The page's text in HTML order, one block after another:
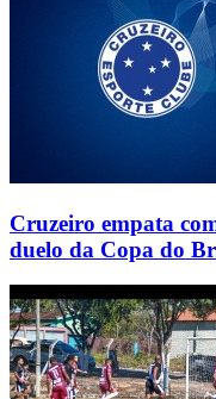
Cruzeiro empata
duelo da Copa do